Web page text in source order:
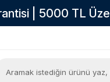
| 5000 TL